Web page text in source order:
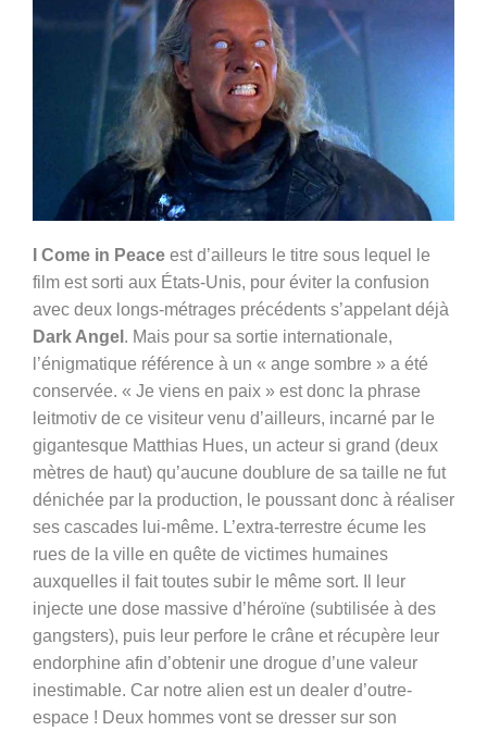
I Come in Peace est d’ailleurs le titre sous lequel le
film est sorti aux États-Unis, pour éviter la confusion
avec deux longs-métrages précédents s’appelant déjà
Dark Angel . Mais pour sa sortie internationale,
l’énigmatique référence à un « ange sombre » a été
conservée. « Je viens en paix » est donc la phrase
leitmotiv de ce visiteur venu d’ailleurs, incarné par le
gigantesque Matthias Hues, un acteur si grand (deux
mètres de haut) qu’aucune doublure de sa taille ne fut
dénichée par la production, le poussant donc à réaliser
ses cascades lui-même. L’extra-terrestre écume les
rues de la ville en quête de victimes humaines
auxquelles il fait toutes subir le même sort. Il leur
injecte une dose massive d’héroïne (subtilisée à des
gangsters), puis leur perfore le crâne et récupère leur
endorphine afin d’obtenir une drogue d’une valeur
inestimable. Car notre alien est un dealer d’outre-
espace ! Deux hommes vont se dresser sur son